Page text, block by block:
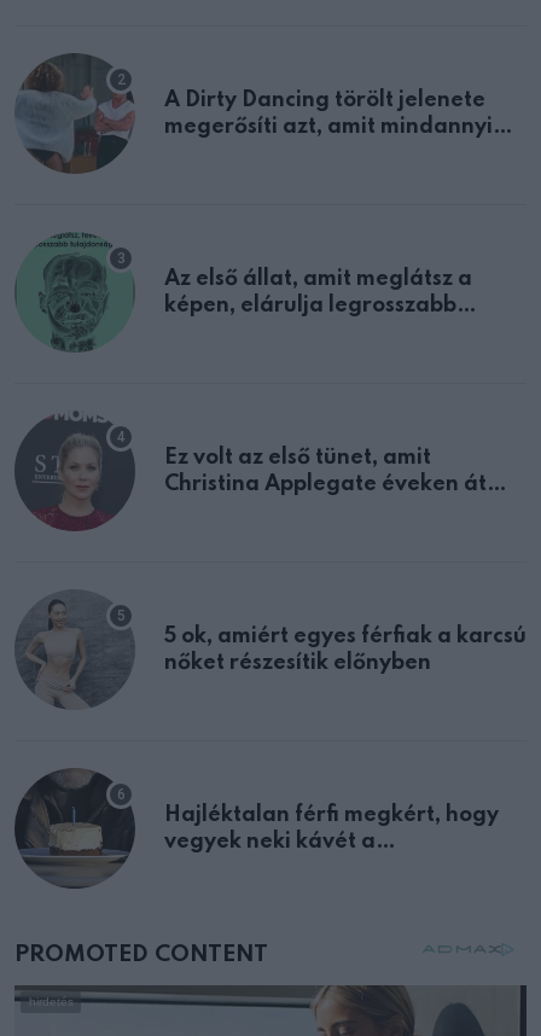
A Dirty Dancing törölt jelenete
megerősíti azt, amit mindannyian
Az első állat, amit meglátsz a
képen, elárulja legrosszabb
Ez volt az első tünet, amit
Christina Applegate éveken át
5 ok, amiért egyes férfiak a karcsú
nőket részesítik előnyben
Hajléktalan férfi megkért, hogy
vegyek neki kávét a